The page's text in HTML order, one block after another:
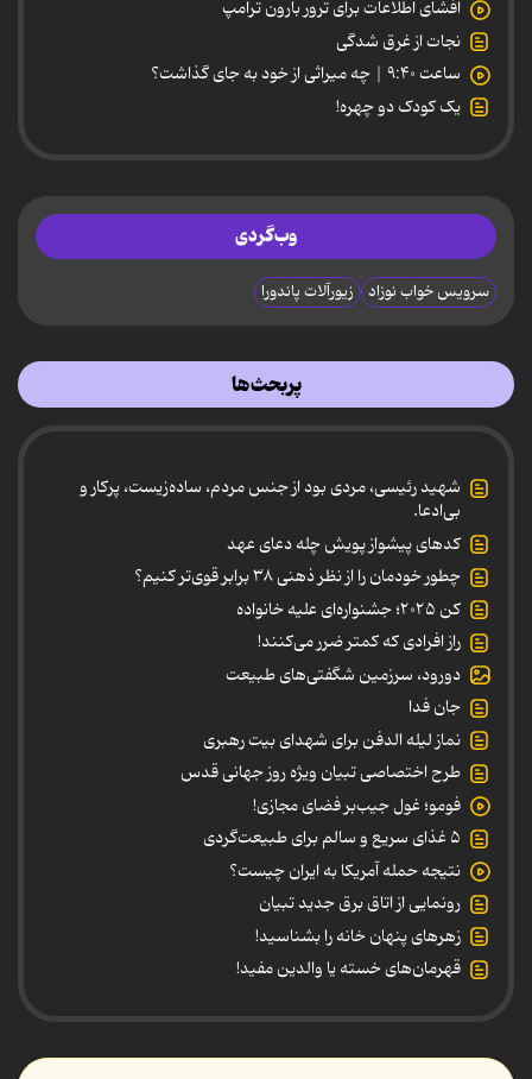
افشای اطلاعات برای ترور بارون ترامپ
نجات از غرق شدگی
ساعت ۹:۴۰ | چه میراثی از خود به جای گذاشت؟
یک کودک دو چهره!
وب‌گردی
سرویس خواب نوزاد زیورآلات پاندورا
پربحث‌ها
شهید رئیسی، مردی بود از جنس مردم، ساده‌زیست، پرکار و
بی‌ادعا.
کدهای پیشواز پویش چله دعای عهد
چطور خودمان را از نظر ذهنی ۳۸ برابر قوی‌تر کنیم؟
کن ۲۰۲۵؛ جشنواره‌ای علیه خانواده
راز افرادی که کمتر ضرر می‌کنند!
دورود، سرزمین شگفتی‌های طبیعت
جان فدا
نماز لیله الدفن برای شهدای بیت رهبری
طرح اختصاصی تبیان ویژه روز جهانی قدس
فومو؛ غول جیب‌بر فضای مجازی!
۵ غذای سریع و سالم برای طبیعت‌گردی
نتیجه حمله آمریکا به ایران چیست؟
رونمایی از اتاق برق جدید تبیان
زهرهای پنهان خانه را بشناسید!
قهرمان‌های خسته یا والدین مفید!